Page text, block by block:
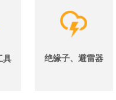
具 绝缘子、避雷器